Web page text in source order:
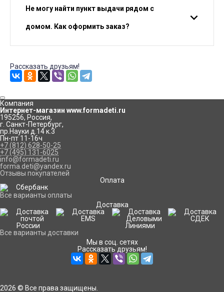
Не могу найти пункт выдачи рядом с
домом. Как оформить заказ?
Рассказать друзьям!
Компания
Интернет-магазин www.formadeti.ru
195256, Россия,
г. Санкт-Петербург,
пр.Науки д.14 к.3
Пн-пт 11-16ч
+7 (812) 628-50-25
+7 (495) 131-6025
info@formadeti.ru
forma.deti@yandex.ru
Отзывы покупателей
Оплата
Все варианты оплаты
Доставка
Все варианты доставки
Мы в соц. сетях
Рассказать друзьям!
2026 © Все права защищены.